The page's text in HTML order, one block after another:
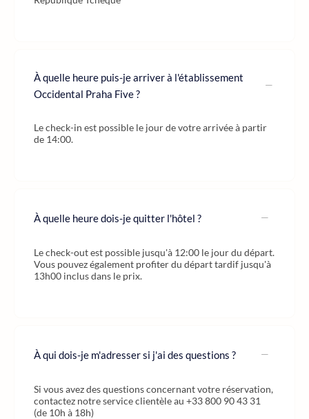
À quelle heure puis-je arriver à l'établissement
Occidental Praha Five ?
Le check-in est possible le jour de votre arrivée à partir
de 14:00.
À quelle heure dois-je quitter l'hôtel ?
Le check-out est possible jusqu'à 12:00 le jour du départ.
Vous pouvez également profiter du départ tardif jusqu'à
13h00 inclus dans le prix.
À qui dois-je m'adresser si j'ai des questions ?
Si vous avez des questions concernant votre réservation,
contactez notre service clientèle au +33 800 90 43 31
(de 10h à 18h)